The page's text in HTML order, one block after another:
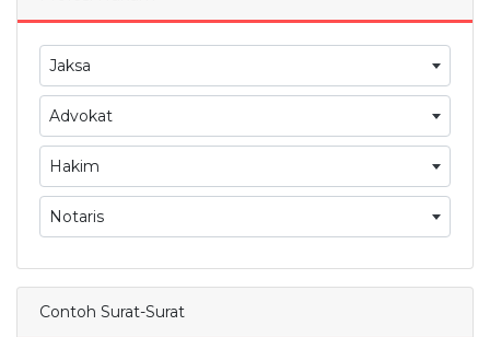
Jaksa
Advokat
Hakim
Notaris
Contoh Surat-Surat